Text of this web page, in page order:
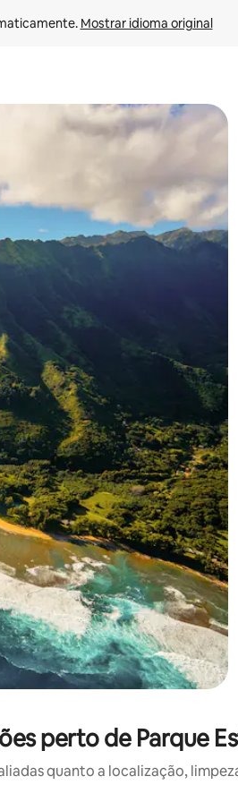
Mostrar idioma original
do teclado ou tocando e deslizando
perto de Parque
quanto a localização,